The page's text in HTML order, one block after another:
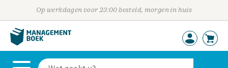
Op werkdagen voor 23:00 besteld, morgen in huis